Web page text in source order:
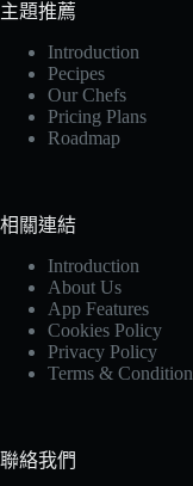
主題推薦
Introduction
Pecipes
Our Chefs
Pricing Plans
Roadmap
相關連結
Introduction
About Us
App Features
Cookies Policy
Privacy Policy
Terms &
聯絡我們